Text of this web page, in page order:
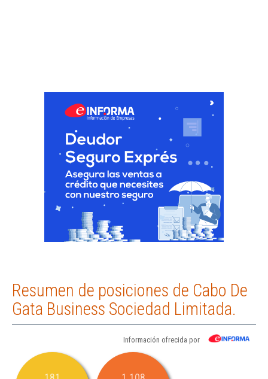
Resumen de posiciones de Cabo De
Gata Business Sociedad Limitada.
Información ofrecida por